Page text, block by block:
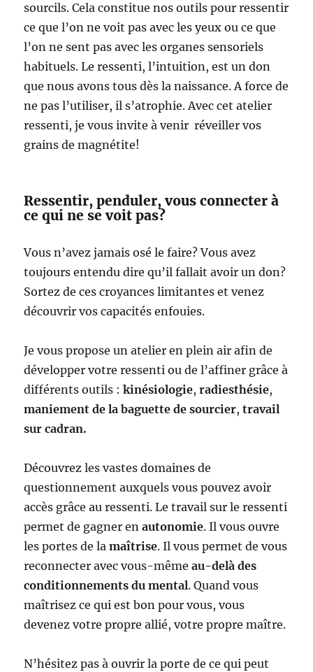
sourcils. Cela constitue nos outils pour ressentir
ce que l’on ne voit pas avec les yeux ou ce que
l’on ne sent pas avec les organes sensoriels
habituels. Le ressenti, l’intuition, est un don
que nous avons tous dès la naissance. A force de
ne pas l’utiliser, il s’atrophie. Avec cet atelier
ressenti, je vous invite à venir réveiller vos
grains de magnétite!
Ressentir, penduler, vous connecter à
ce qui ne se voit pas?
Vous n’avez jamais osé le faire? Vous avez
toujours entendu dire qu’il fallait avoir un don?
Sortez de ces croyances limitantes et venez
découvrir vos capacités enfouies.
Je vous propose un atelier en plein air afin de
développer votre ressenti ou de l’affiner grâce à
différents outils :kinésiologie,radiesthésie,
maniement de la baguette de sourcier,travail
sur cadran.
Découvrez les vastes domaines de
questionnement auxquels vous pouvez avoir
accès grâce au ressenti. Le travail sur le ressenti
permet de gagner enautonomie. Il vous ouvre
les portes de lamaîtrise. Il vous permet de vous
reconnecter avec vous-mêmeau-delà des
conditionnements du mental. Quand vous
maîtrisez ce qui est bon pour vous, vous
devenez votre propre allié, votre propre maître.
N’hésitez pas à ouvrir la porte de ce qui peut